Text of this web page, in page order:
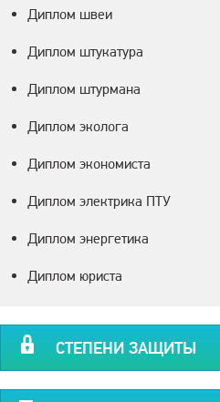
Диплом швеи
Диплом штукатура
Диплом штурмана
Диплом эколога
Диплом экономиста
Диплом электрика ПТУ
Диплом энергетика
Диплом юриста
СТЕПЕНИ ЗАЩИТЫ